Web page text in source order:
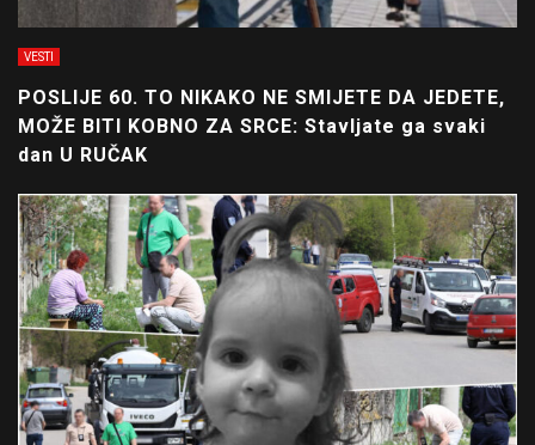
VESTI
POSLIJE 60. TO NIKAKO NE SMIJETE DA JEDETE,
MOŽE BITI KOBNO ZA SRCE: Stavljate ga svaki
dan U RUČAK